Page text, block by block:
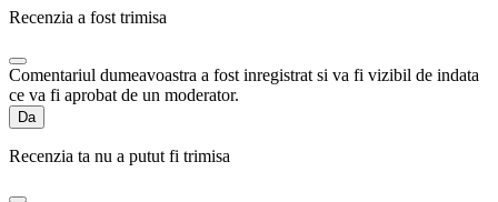
Recenzia a fost trimisa
Comentariul dumeavoastra a fost inregistrat si va fi vizibil de indata
ce va fi aprobat de un moderator.
Da
Recenzia ta nu a putut fi trimisa